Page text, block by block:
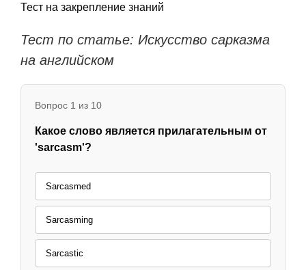
Тест на закрепление знаний
Тест по статье: Искусство сарказма
на английском
Вопрос 1 из 10
Какое слово является прилагательным от
'sarcasm'?
Sarcasmed
Sarcasming
Sarcastic